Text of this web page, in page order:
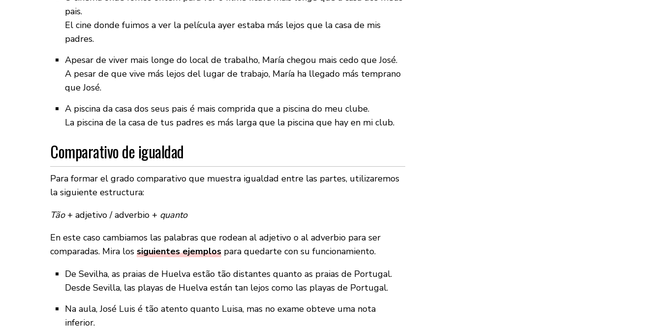
pais.
El cine donde fuimos a ver la película ayer estaba más lejos que la casa de mis
padres.
Apesar de viver mais longe do local de trabalho, María chegou mais cedo que José.
A pesar de que vive más lejos del lugar de trabajo, María ha llegado más temprano
que José.
A piscina da casa dos seus pais é mais comprida que a piscina do meu clube.
La piscina de la casa de tus padres es más larga que la piscina que hay en mi club.
Comparativo de igualdad
Para formar el grado comparativo que muestra igualdad entre las partes, utilizaremos
la siguiente estructura:
Tão+ adjetivo / adverbio + quanto
En este caso cambiamos las palabras que rodean al adjetivo o al adverbio para ser
comparadas. Mira los siguientes ejemplos para quedarte con su funcionamiento.
De Sevilha, as praias de Huelva estão tão distantes quanto as praias de Portugal.
Desde Sevilla, las playas de Huelva están tan lejos como las playas de Portugal.
Na aula, José Luis é tão atento quanto Luisa, mas no exame obteve uma nota
inferior.